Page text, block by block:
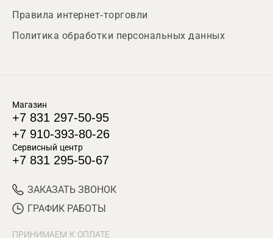
Правила интернет-торговли
Политика обработки персональных данных
Магазин
+7 831 297-50-95
+7 910-393-80-26
Сервисный центр
+7 831 295-50-67
ЗАКАЗАТЬ ЗВОНОК
ГРАФИК РАБОТЫ
ПРИНИМАЕМ К ОПЛАТЕ